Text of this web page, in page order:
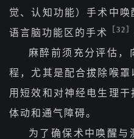
觉、认知功能）手术中
语言脑功能区的手术
［32］
麻醉前须充分评估，
程，尤其是配合拔除喉
用短效和对神经电生理干
体动和通气障碍。
为了确保术中唤醒与